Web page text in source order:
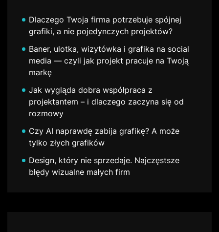
Dlaczego Twoja firma potrzebuje spójnej
grafiki, a nie pojedynczych projektów?
Baner, ulotka, wizytówka i grafika na social
media — czyli jak projekt pracuje na Twoją
markę
Jak wygląda dobra współpraca z
projektantem – i dlaczego zaczyna się od
rozmowy
Czy AI naprawdę zabija grafikę? A może
tylko złych grafików
Design, który nie sprzedaje. Najczęstsze
błędy wizualne małych firm